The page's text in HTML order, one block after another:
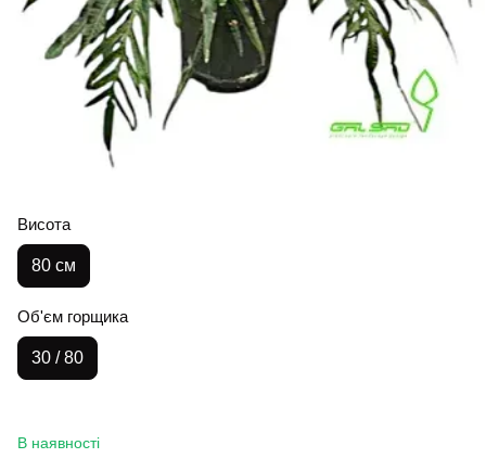
Висота
80 см
Об'єм горщика
30 / 80
В наявності